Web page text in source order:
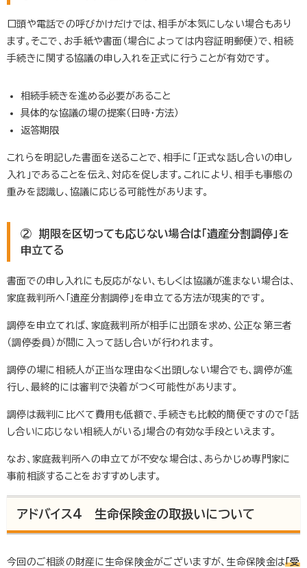
口頭や電話での呼びかけだけでは、相手が本気にしない場合もあり
ます。そこで、お手紙や書面（場合によっては内容証明郵便）で、相続
手続きに関する協議の申し入れを正式に行うことが有効です。
相続手続きを進める必要があること
具体的な協議の場の提案（日時・方法）
返答期限
これらを明記した書面を送ることで、相手に「正式な話し合いの申し
入れ」であることを伝え、対応を促します。これにより、相手も事態の
重みを認識し、協議に応じる可能性があります。
② 期限を区切っても応じない場合は「遺産分割調停」を
申立てる
書面での申し入れにも反応がない、もしくは協議が進まない場合は、
家庭裁判所へ「遺産分割調停」を申立てる方法が現実的です。
調停を申立てれば、家庭裁判所が相手に出頭を求め、公正な第三者
（調停委員）が間に入って話し合いが行われます。
調停の場に相続人が正当な理由なく出頭しない場合でも、調停が進
行し、最終的には審判で決着がつく可能性があります。
調停は裁判に比べて費用も低額で、手続きも比較的簡便ですので「話
し合いに応じない相続人がいる」場合の有効な手段といえます。
なお、家庭裁判所への申立てが不安な場合は、あらかじめ専門家に
事前相談することをおすすめします。
アドバイス4 生命保険金の取扱いについて
今回のご相談の財産に生命保険金がございますが、生命保険金は「受